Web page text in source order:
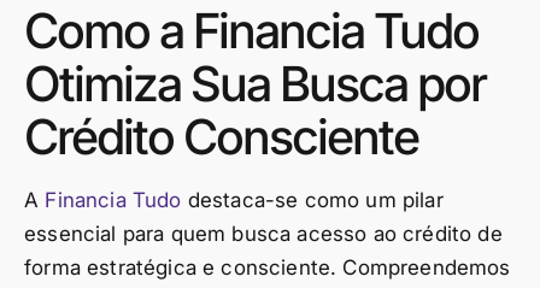
Como a Financia Tudo
Otimiza Sua Busca por
Crédito Consciente
A Financia Tudo destaca-se como um pilar
essencial para quem busca acesso ao crédito de
forma estratégica e consciente. Compreendemos